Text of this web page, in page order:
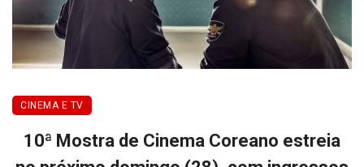
CINEMA E TV
10ª Mostra de Cinema Coreano estreia